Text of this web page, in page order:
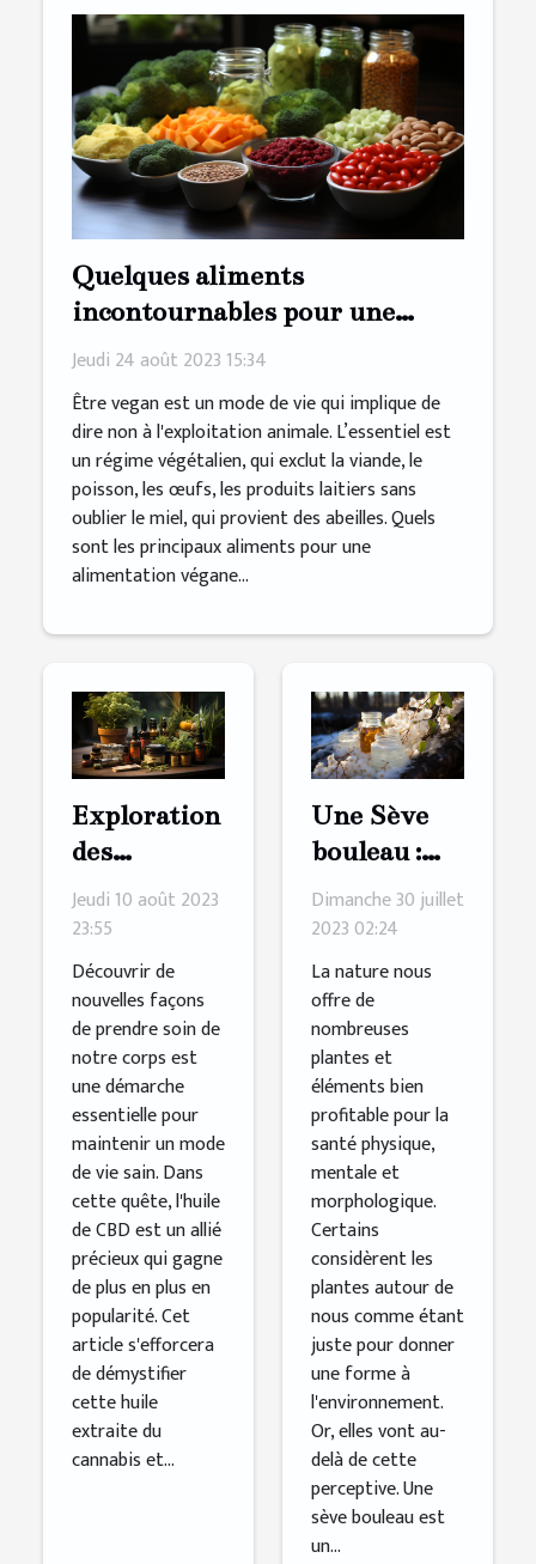
Quelques aliments
incontournables pour une
alimentation végane saine
Jeudi 24 août 2023 15:34
Être vegan est un mode de vie qui implique de
dire non à l'exploitation animale. L’essentiel est
un régime végétalien, qui exclut la viande, le
poisson, les œufs, les produits laitiers sans
oublier le miel, qui provient des abeilles. Quels
sont les principaux aliments pour une
alimentation végane...
Exploration
des
bienfaits de
l'huile de
CBD
Jeudi 10 août 2023
23:55
Découvrir de
nouvelles façons
de prendre soin de
notre corps est
une démarche
essentielle pour
maintenir un mode
de vie sain. Dans
cette quête, l'huile
de CBD est un allié
précieux qui gagne
de plus en plus en
popularité. Cet
article s'efforcera
de démystifier
cette huile
extraite du
cannabis et...
Une Sève
bouleau :
quelques
bienfaits de
ce produit
sur la santé
Dimanche 30 juillet
2023 02:24
La nature nous
offre de
nombreuses
plantes et
éléments bien
profitable pour la
santé physique,
mentale et
morphologique.
Certains
considèrent les
plantes autour de
nous comme étant
juste pour donner
une forme à
l'environnement.
Or, elles vont au-
delà de cette
perceptive. Une
sève bouleau est
un...